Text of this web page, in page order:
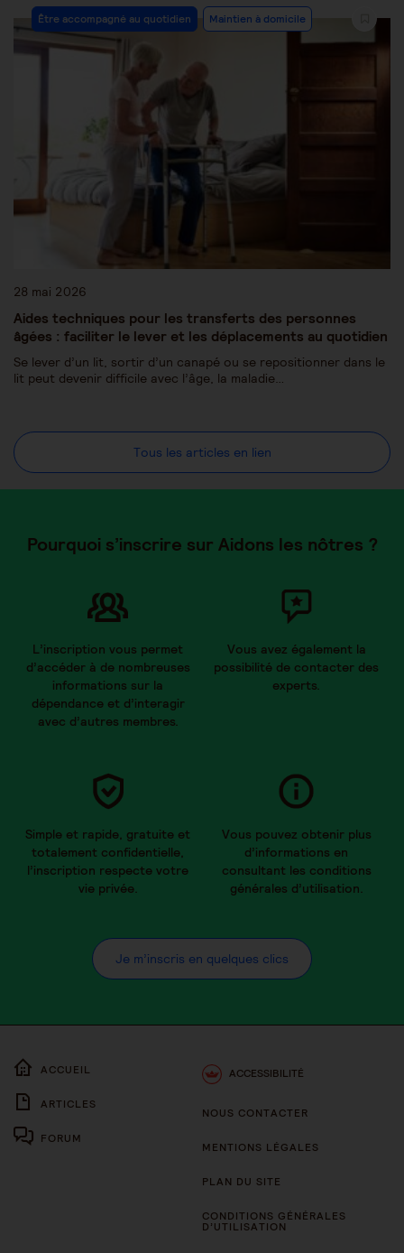
Être accompagné au quotidien Maintien à domicile
28 mai 2026
Aides techniques pour les transferts des personnes
âgées : faciliter le lever et les déplacements au quotidien
Se lever d’un lit, sortir d’un canapé ou se repositionner dans le
lit peut devenir difficile avec l’âge, la maladie…
Tous les articles en lien
Pourquoi s’inscrire sur Aidons les nôtres ?
L’inscription vous permet
d’accéder à de nombreuses
informations sur la
dépendance et d’interagir
avec d’autres membres.
Vous avez également la
possibilité de contacter des
experts.
Simple et rapide, gratuite et
totalement confidentielle,
l’inscription respecte votre
vie privée.
Vous pouvez obtenir plus
d’informations en
consultant les conditions
générales d’utilisation.
Je m’inscris en quelques clics
ACCUEIL
ARTICLES
FORUM
ACCESSIBILITÉ
NOUS CONTACTER
MENTIONS LÉGALES
PLAN DU SITE
CONDITIONS GÉNÉRALES
D’UTILISATION